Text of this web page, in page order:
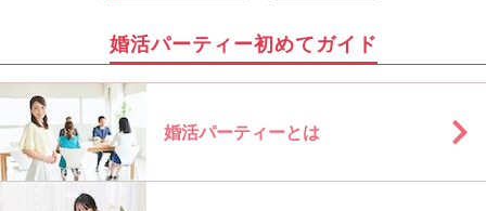
婚活パーティー初めてガイド
婚活パーティーとは